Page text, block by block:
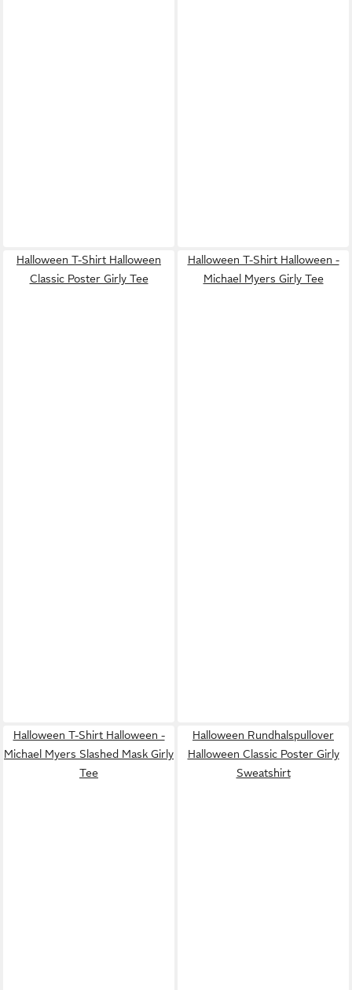
Halloween T-Shirt Halloween
Classic Poster Girly Tee
Halloween T-Shirt Halloween -
Michael Myers Girly Tee
Halloween T-Shirt Halloween -
Michael Myers Slashed Mask Girly
Tee
Halloween Rundhalspullover
Halloween Classic Poster Girly
Sweatshirt